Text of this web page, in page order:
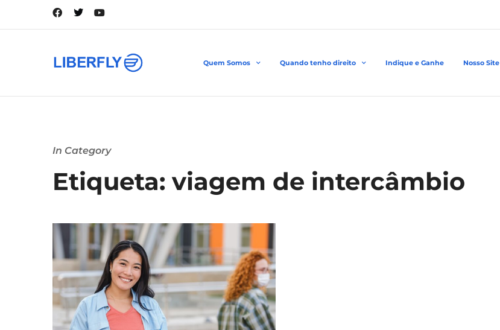
Quem Somos Quando tenho direito Indique e Ganhe Nosso Site
In Category
Etiqueta: viagem de intercâmbio